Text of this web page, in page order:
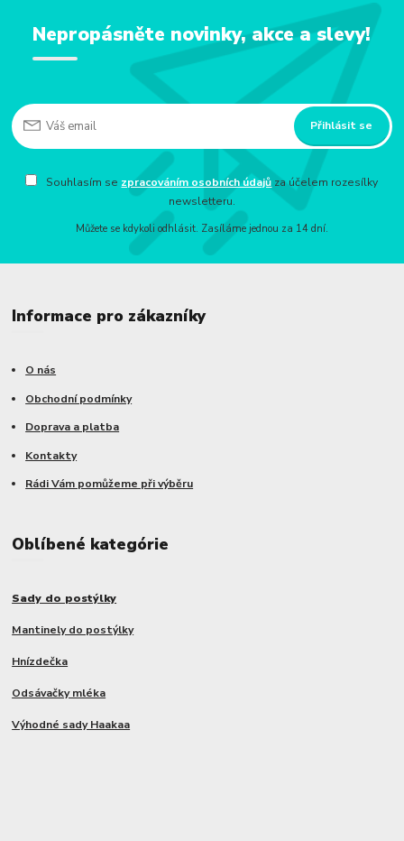
Nepropásněte novinky, akce a slevy!
Přihlásit se
Souhlasím se zpracováním osobních údajů za účelem rozesílky
newsletteru.
Můžete se kdykoli odhlásit. Zasíláme jednou za 14 dní.
Informace pro zákazníky
O nás
Obchodní podmínky
Doprava a platba
Kontakty
Rádi Vám pomůžeme při výběru
Oblíbené kategórie
Sady do postýlky
Mantinely do postýlky
Hnízdečka
Odsávačky mléka
Výhodné sady Haakaa